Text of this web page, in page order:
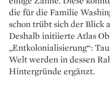
die für die Familie
schon trübt sich der Blick
Deshalb initiierte Atlas
„Entkolonialisierung“:
Welt werden in dessen
Hintergründe ergänzt.